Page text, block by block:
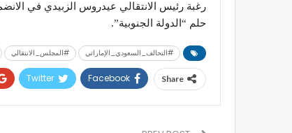
رغبة رئيس الانتقالي عيدروس الزبيدي في
حلم “الدولة الجنوبية”.
#التحالف_السعودي_الإماراتي #المجلس_الانتقالي
Share
Facebook
Twitter